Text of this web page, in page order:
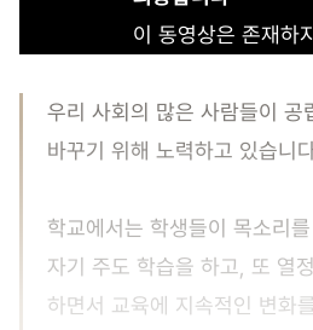
이 동영상은 존재하
우리 사회의 많은 사람들이 공
바꾸기 위해 노력하고 있습니
학교에서는 학생들이 목소리
자기 주도 학습을 하고, 또 열
하면서 교육에 지속적인 변화